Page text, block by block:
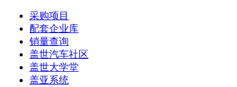
采购项目
配套企业库
销量查询
盖世汽车社区
盖世大学堂
盖亚系统